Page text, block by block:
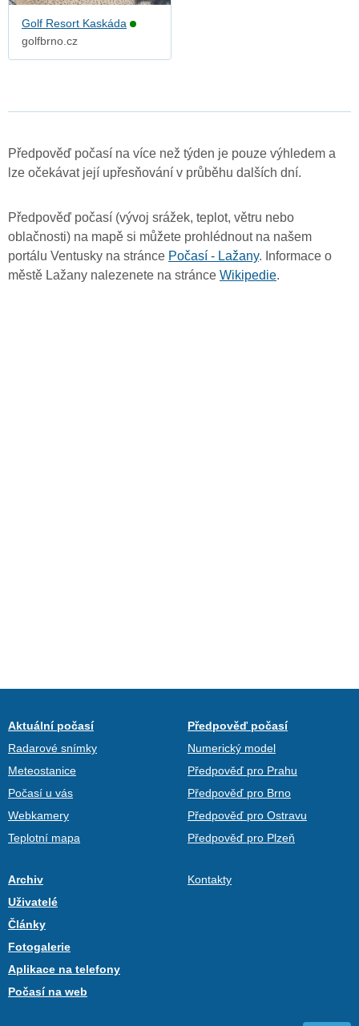
Golf Resort Kaskáda
golfbrno.cz
Předpověď počasí na více než týden je pouze výhledem a
lze očekávat její upřesňování v průběhu dalších dní.
Předpověď počasí (vývoj srážek, teplot, větru nebo
oblačnosti) na mapě si můžete prohlédnout na našem
portálu Ventusky na stránce Počasí - Lažany. Informace o
městě Lažany nalezenete na stránce Wikipedie.
Aktuální počasí
Radarové snímky
Meteostanice
Počasí u vás
Webkamery
Teplotní mapa
Předpověď počasí
Numerický model
Předpověď pro Prahu
Předpověď pro Brno
Předpověď pro Ostravu
Předpověď pro Plzeň
Archiv
Uživatelé
Články
Fotogalerie
Aplikace na telefony
Počasí na web
Kontakty